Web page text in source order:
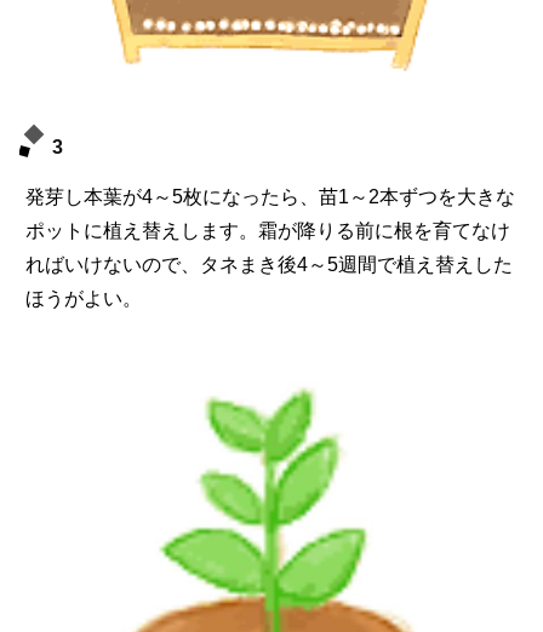
3
発芽し本葉が4～5枚になったら、苗1～2本ずつを大きな
ポットに植え替えします。霜が降りる前に根を育てなけ
ればいけないので、タネまき後4～5週間で植え替えした
ほうがよい。